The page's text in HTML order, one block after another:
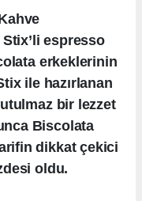
espresso
erkeklerinin
ile hazırlanan
bir lezzet
Biscolata
dikkat çekici
oldu.